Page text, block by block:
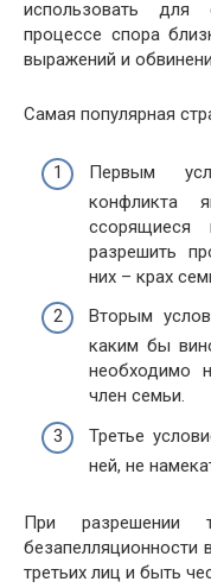
использовать
процессе спора
выражений и
Самая популярная
Первым
конфликта
разрешить
них – крах
Вторым
каким бы
необходимо
член семьи.
Третье
ней, не
При разрешении
безапелляционности
третьих лиц и быть